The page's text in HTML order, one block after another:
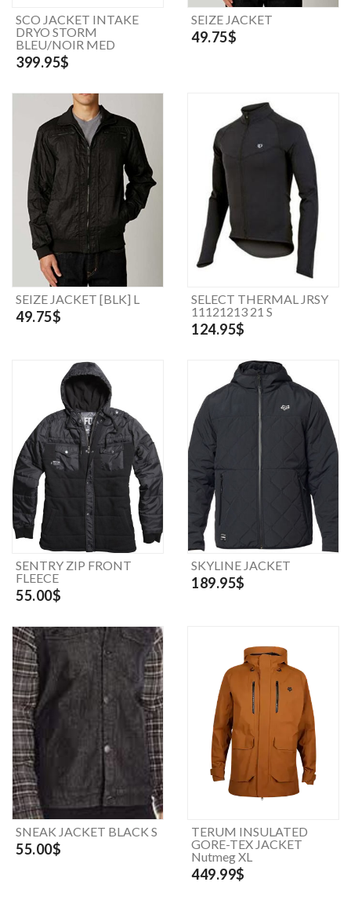
SCO JACKET INTAKE
DRYO STORM
BLEU/NOIR MED
399.95$
SEIZE JACKET
49.75$
SEIZE JACKET [BLK] L
49.75$
SELECT THERMAL JRSY
11121213 21 S
124.95$
SENTRY ZIP FRONT
FLEECE
55.00$
SKYLINE JACKET
189.95$
SNEAK JACKET BLACK S
55.00$
TERUM INSULATED
GORE-TEX JACKET
Nutmeg XL
449.99$